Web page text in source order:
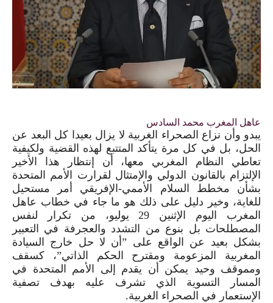
عاهل المغرب محمد السادس
يبدو وأن نزاع الصحراء الغربية لا يزال بعيدا كل البعد عن
الحل، بل في كل مرة يتأكد المتتبع لهذه القضية ولكيفية
تعاطي النظام المغربي معها، أن إنتظار هذا الأخير
الإلتزام بالقانون الدولي والإمتثال لقرارت الأمم المتحدة
بشأن مخطط السلام الأممي-الإفريقي أمر مستحيل
للغاية، وخير دليل على ذلك هو ما جاء في خطاب عاهل
المغرب اليوم الإثنين 29يوليو، من تكرار لنفس
المصطلحات بل بنوع من التشدد والعجرفة في التعبير
بشكل بعيد عن الواقع على ”أن لا حل خارج السيادة
المغربية المزعومة ومقترح الحكم الذاتي”، كسقف
ومموقف وحيد يمكن أن يقدم إلى الأمم المتحدة في
المسار التسوية الذي تشرف عليه بهدف تصفية
الإستعمار في الصحراء الغربية.